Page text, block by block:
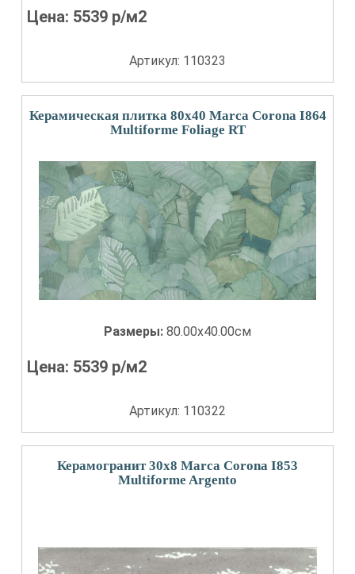
Цена: 5539 р/м2
Артикул: 110323
Керамическая плитка 80x40 Marca Corona I864
Multiforme Foliage RT
Размеры: 80.00x40.00см
Цена: 5539 р/м2
Артикул: 110322
Керамогранит 30x8 Marca Corona I853
Multiforme Argento